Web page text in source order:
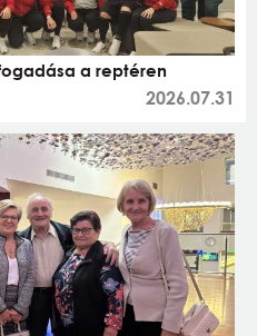
a reptéren
2026.07.31